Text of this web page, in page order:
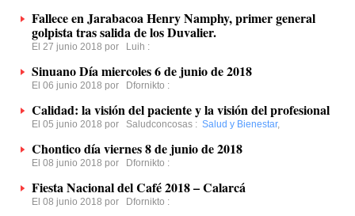
Fallece en Jarabacoa Henry Namphy, primer general
golpista tras salida de los Duvalier.
El 27 junio 2018 por Luih :
Sinuano Día miercoles 6 de junio de 2018
El 06 junio 2018 por Dfornikto :
Calidad: la visión del paciente y la visión del profesional
El 05 junio 2018 por Saludconcosas : Salud y Bienestar,
Chontico día viernes 8 de junio de 2018
El 08 junio 2018 por Dfornikto :
Fiesta Nacional del Café 2018 – Calarcá
El 08 junio 2018 por Dfornikto :